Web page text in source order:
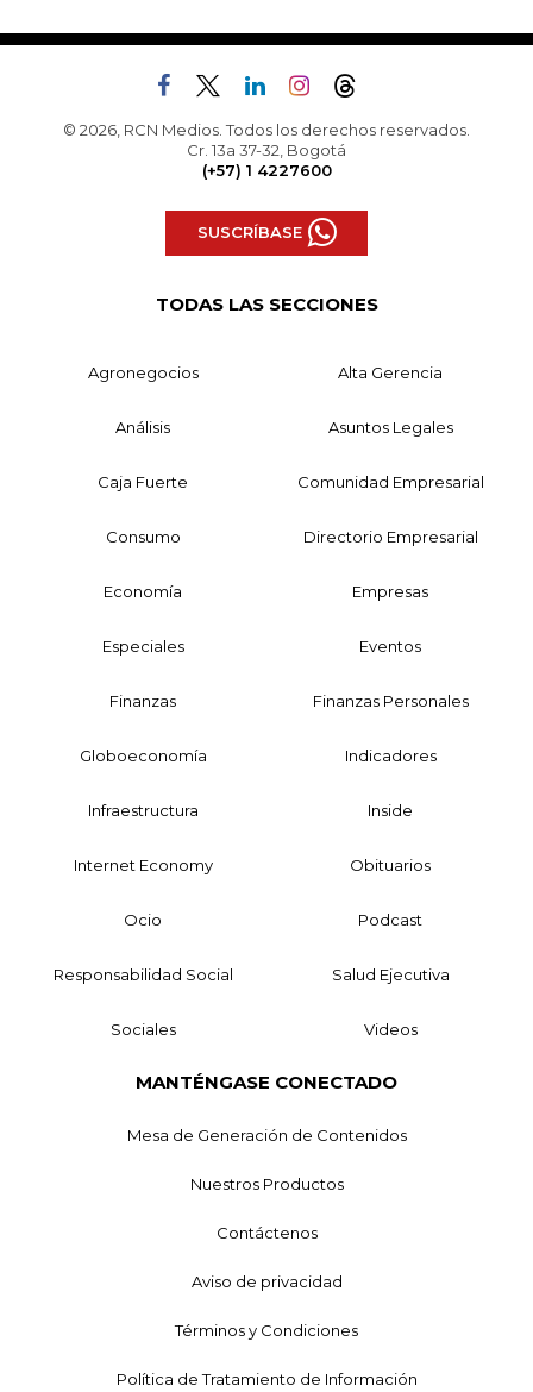
© 2026, RCN Medios. Todos los derechos reservados.
Cr. 13a 37-32, Bogotá
(+57) 1 4227600
SUSCRÍBASE
TODAS LAS SECCIONES
Agronegocios Alta Gerencia
Análisis Asuntos Legales
Caja Fuerte Comunidad Empresarial
Consumo Directorio Empresarial
Economía Empresas
Especiales Eventos
Finanzas Finanzas Personales
Globoeconomía Indicadores
Infraestructura Inside
Internet Economy Obituarios
Ocio Podcast
Responsabilidad Social Salud Ejecutiva
Sociales Videos
MANTÉNGASE CONECTADO
Mesa de Generación de Contenidos
Nuestros Productos
Contáctenos
Aviso de privacidad
Términos y Condiciones
Política de Tratamiento de Información